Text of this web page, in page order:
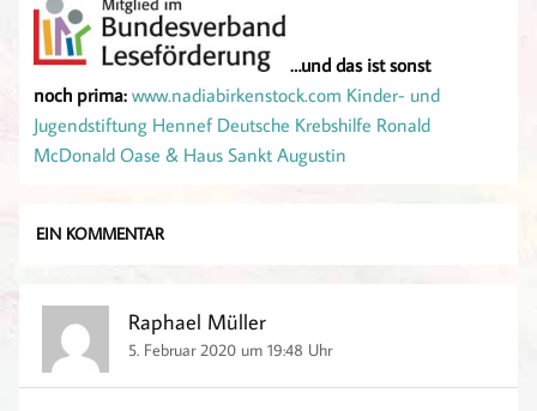
…und das ist sonst
noch prima: www.nadiabirkenstock.com Kinder- und
Jugendstiftung Hennef Deutsche Krebshilfe Ronald
McDonald Oase & Haus Sankt Augustin
EIN KOMMENTAR
Raphael Müller
5. Februar 2020 um 19:48 Uhr